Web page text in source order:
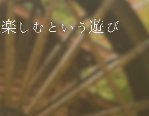
しむという遊び